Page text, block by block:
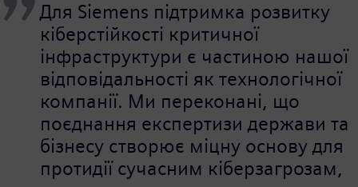
Для Siemens підтримка розвитку
кіберстійкості критичної
інфраструктури є частиною нашої
відповідальності як технологічної
компанії. Ми переконані, що
поєднання експертизи держави та
бізнесу створює міцну основу для
протидії сучасним кіберзагрозам,